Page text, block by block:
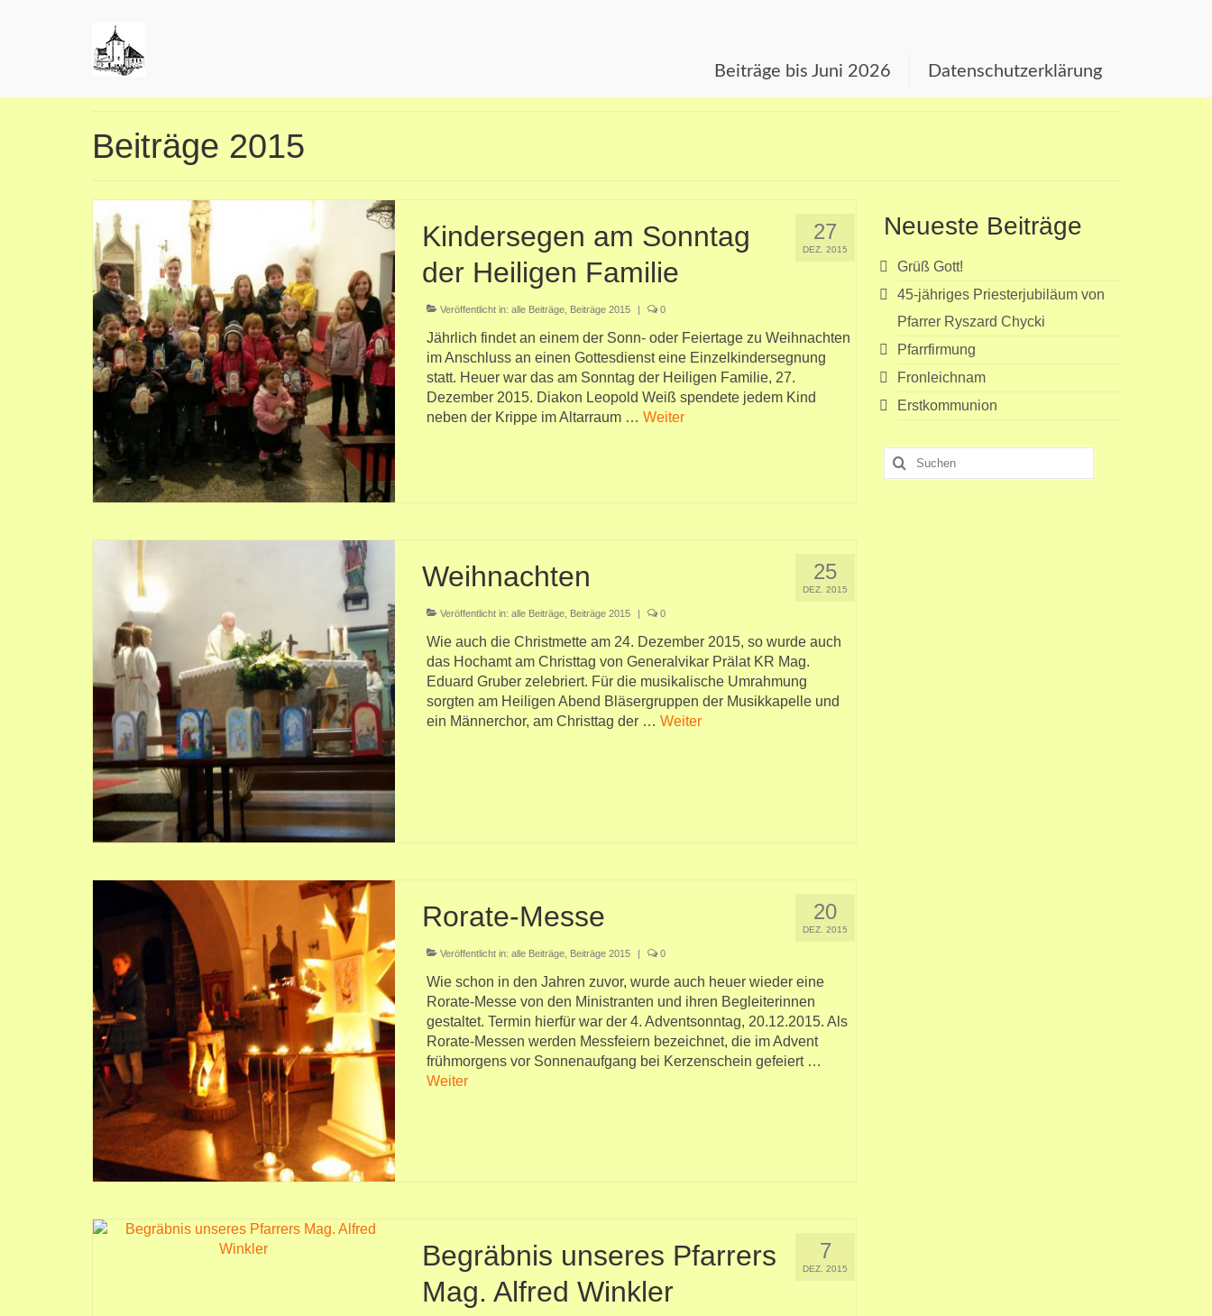
Beiträge bis Juni 2026 Datenschutzerklärung
Beiträge 2015
27
DEZ. 2015
Kindersegen am Sonntag
der Heiligen Familie
Veröffentlicht in: alle Beiträge, Beiträge 2015 | 0
Jährlich findet an einem der Sonn- oder Feiertage zu Weihnachten
im Anschluss an einen Gottesdienst eine Einzelkindersegnung
statt. Heuer war das am Sonntag der Heiligen Familie, 27.
Dezember 2015. Diakon Leopold Weiß spendete jedem Kind
neben der Krippe im Altarraum … Weiter
25
DEZ. 2015
Weihnachten
Veröffentlicht in: alle Beiträge, Beiträge 2015 | 0
Wie auch die Christmette am 24. Dezember 2015, so wurde auch
das Hochamt am Christtag von Generalvikar Prälat KR Mag.
Eduard Gruber zelebriert. Für die musikalische Umrahmung
sorgten am Heiligen Abend Bläsergruppen der Musikkapelle und
ein Männerchor, am Christtag der … Weiter
20
DEZ. 2015
Rorate-Messe
Veröffentlicht in: alle Beiträge, Beiträge 2015 | 0
Wie schon in den Jahren zuvor, wurde auch heuer wieder eine
Rorate-Messe von den Ministranten und ihren Begleiterinnen
gestaltet. Termin hierfür war der 4. Adventsonntag, 20.12.2015. Als
Rorate-Messen werden Messfeiern bezeichnet, die im Advent
frühmorgens vor Sonnenaufgang bei Kerzenschein gefeiert …
Weiter
7
DEZ. 2015
Begräbnis unseres Pfarrers
Mag. Alfred Winkler
Neueste Beiträge
Grüß Gott!
45-jähriges Priesterjubiläum von
Pfarrer Ryszard Chycki
Pfarrfirmung
Fronleichnam
Erstkommunion
Suchen
nach: